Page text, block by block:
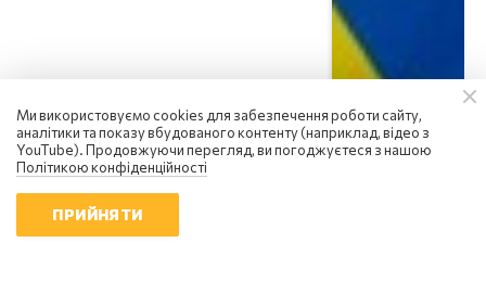
Ми використовуємо cookies для забезпечення роботи сайту,
аналітики та показу вбудованого контенту (наприклад, відео з
YouTube). Продовжуючи перегляд, ви погоджуєтеся з нашою
Політикою конфіденційності
ПРИЙНЯТИ